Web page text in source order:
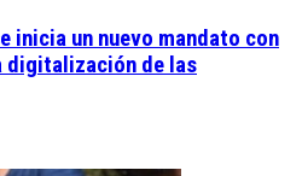
inicia un nuevo mandato con
digitalización de las